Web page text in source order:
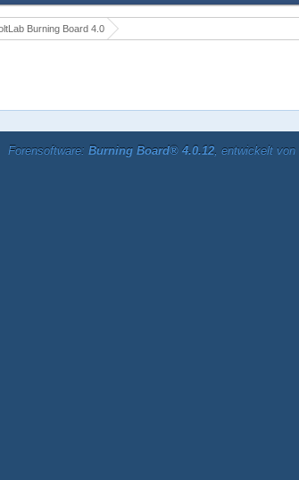
Burning Board 4.0
Forensoftware: Burning Board® 4.0.12, entwickelt von